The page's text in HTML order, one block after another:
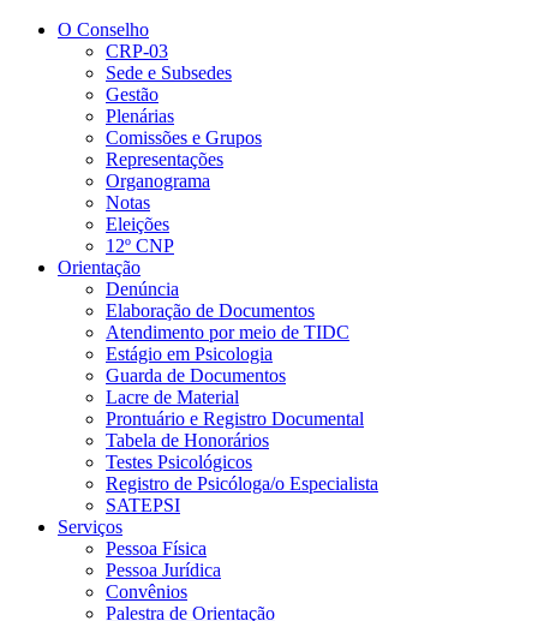
O Conselho
CRP-03
Sede e Subsedes
Gestão
Plenárias
Comissões e Grupos
Representações
Organograma
Notas
Eleições
12º CNP
Orientação
Denúncia
Elaboração de Documentos
Atendimento por meio de TIDC
Estágio em Psicologia
Guarda de Documentos
Lacre de Material
Prontuário e Registro Documental
Tabela de Honorários
Testes Psicológicos
Registro de Psicóloga/o Especialista
SATEPSI
Serviços
Pessoa Física
Pessoa Jurídica
Convênios
Palestra de Orientação